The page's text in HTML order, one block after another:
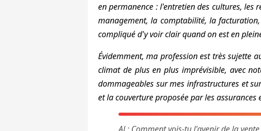
en permanence : l'entretien des cultures, les
management, la comptabilité, la
compliqué d'y voir clair quand on est en
Évidemment, ma profession est très sujette
climat de plus en plus imprévisible, avec
dommageables sur mes infrastructures et
et la couverture proposée par les